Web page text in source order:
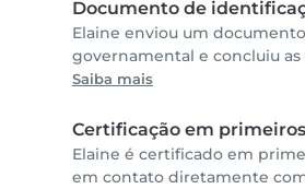
Documento de
Elaine enviou um
governamental e concluiu
Saiba mais
Certificação em
Elaine é certificado em
em contato diretamente